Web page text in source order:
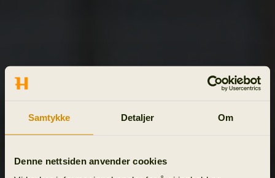
Samtykke Detaljer Om
Denne nettsiden anvender cookies